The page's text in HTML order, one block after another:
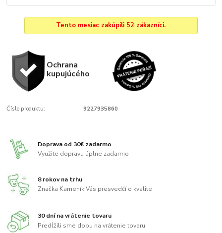
Tento mesiac zakúpili 52 zákazníci.
Ochrana
kupujúcého
Číslo produktu: 9227935860
Doprava od 30€ zadarmo
Využite dopravu úplne zadarmo
8 rokov na trhu
Značka Kameník Vás presvedčí o kvalite
30 dní na vrátenie tovaru
Predĺžili sme dobu na vrátenie tovaru